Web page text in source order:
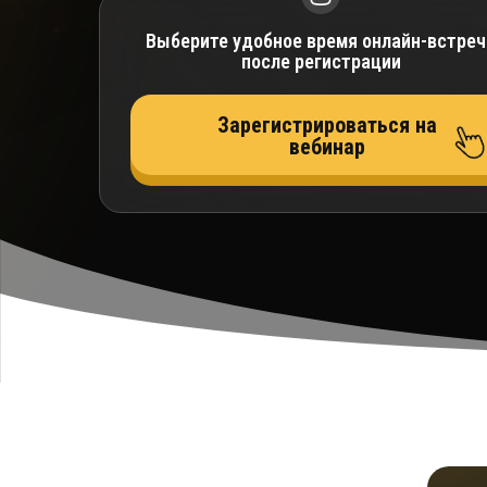
Выберите удобное время онлайн-
после регистрации
Зарегистрироваться на
вебинар